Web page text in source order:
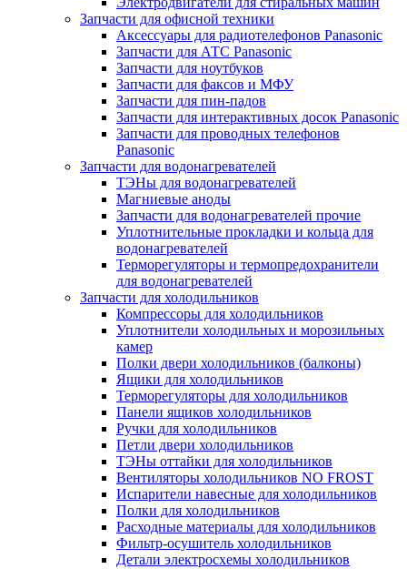
Запчасти для офисной техники
Аксессуары для радиотелефонов Panasonic
Запчасти для АТС Panasonic
Запчасти для ноутбуков
Запчасти для факсов и МФУ
Запчасти для пин-падов
Запчасти для интерактивных досок Panasonic
Запчасти для проводных телефонов
Panasonic
Запчасти для водонагревателей
ТЭНы для водонагревателей
Магниевые аноды
Запчасти для водонагревателей прочие
Уплотнительные прокладки и кольца для
водонагревателей
Терморегуляторы и термопредохранители
для водонагревателей
Запчасти для холодильников
Компрессоры для холодильников
Уплотнители холодильных и морозильных
камер
Полки двери холодильников (балконы)
Ящики для холодильников
Терморегуляторы для холодильников
Панели ящиков холодильников
Ручки для холодильников
Петли двери холодильников
ТЭНы оттайки для холодильников
Вентиляторы холодильников NO FROST
Испарители навесные для холодильников
Полки для холодильников
Расходные материалы для холодильников
Фильтр-осушитель холодильников
Детали электросхемы холодильников